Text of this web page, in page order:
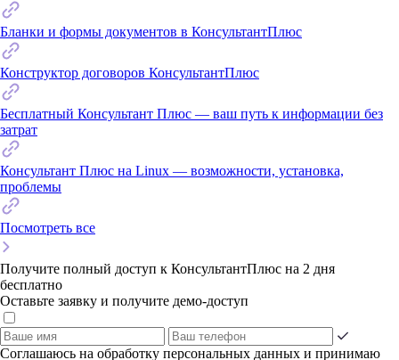
Бланки и формы документов в КонсультантПлюс
Конструктор договоров КонсультантПлюс
Бесплатный Консультант Плюс — ваш путь к информации без
затрат
Консультант Плюс на Linux — возможности, установка,
проблемы
Посмотреть все
Получите полный доступ к КонсультантПлюс на 2 дня
бесплатно
Оставьте заявку и получите демо-доступ
Соглашаюсь на обработку персональных данных и принимаю